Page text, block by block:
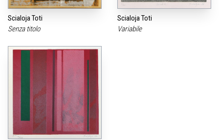
Scialoja Toti
Senza titolo
Scialoja Toti
Variabile